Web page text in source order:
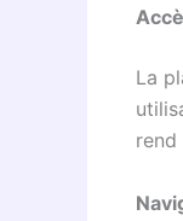
La
rend